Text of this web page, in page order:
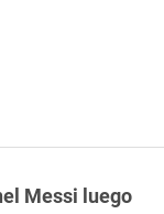
Messi luego